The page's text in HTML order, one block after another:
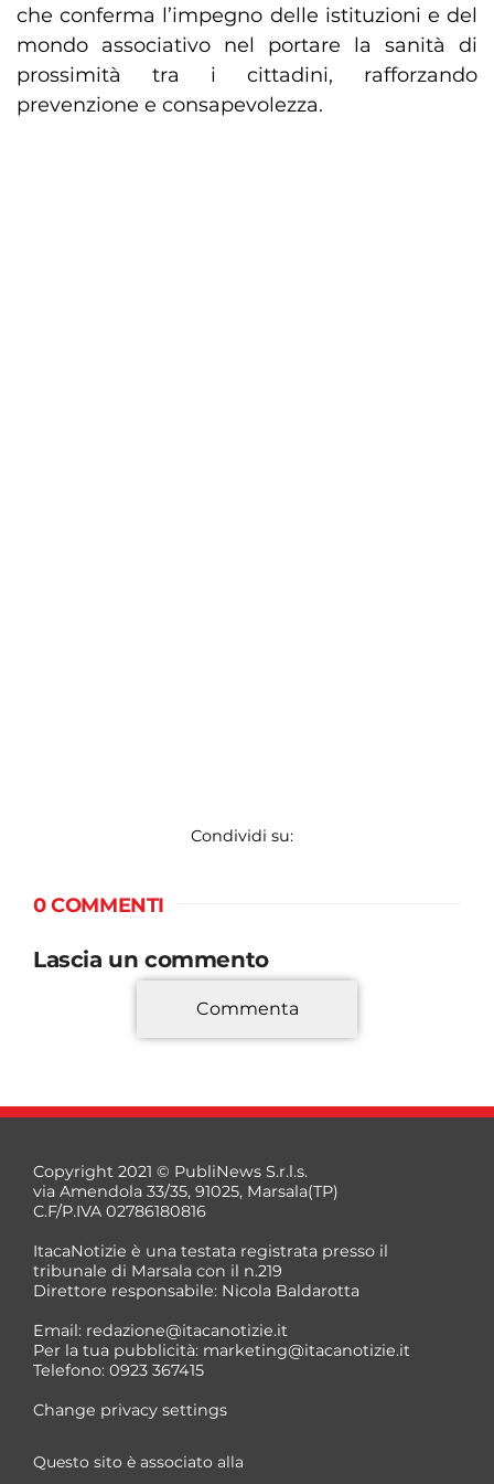
che conferma l’impegno delle istituzioni e del
mondo associativo nel portare la sanità di
prossimità tra i cittadini, rafforzando
prevenzione e consapevolezza.
Condividi su:
0 COMMENTI
Lascia un commento
*
*
Commenta
Copyright 2021 © PubliNews S.r.l.s.
via Amendola 33/35, 91025, Marsala(TP)
C.F/P.IVA 02786180816
ItacaNotizie è una testata registrata presso il
tribunale di Marsala con il n.219
Direttore responsabile: Nicola Baldarotta
Email: redazione@itacanotizie.it
Per la tua pubblicità: marketing@itacanotizie.it
Telefono: 0923 367415
Change privacy settings
Questo sito è associato alla